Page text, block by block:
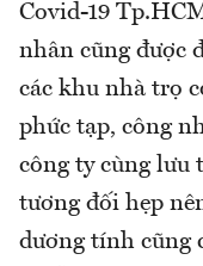
Covid-19
nhân cũng được
các khu nhà trọ
phức tạp, công
công ty cùng lưu
tương đối hẹp
dương tính cũng